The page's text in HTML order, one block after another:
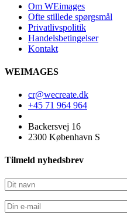
Om WEimages
Ofte stillede spørgsmål
Privatlivspolitik
Handelsbetingelser
Kontakt
WEIMAGES
cr@wecreate.dk
+45 71 964 964
Backersvej 16
2300 København S
Tilmeld nyhedsbrev